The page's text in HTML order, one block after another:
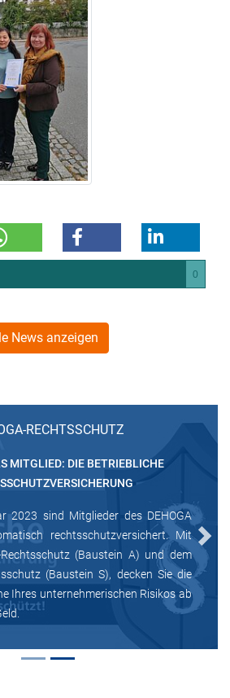
0
News anzeigen
RECHTSSCHUTZ
MITGLIED: DIE BETRIEBLICHE
2023 sind Mitglieder des DEHOGA
rechtsschutzversichert. Mit
(Baustein A) und dem
(Baustein S), decken Sie die
Ihres unternehmerischen Risikos ab
Next